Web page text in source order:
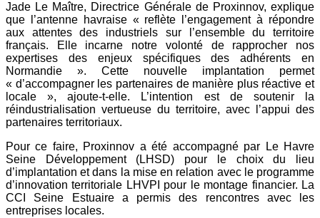
Jade Le Maître, Directrice Générale de Proxinnov, explique
que l’antenne havraise « reflète l’engagement à répondre
aux attentes des industriels sur l’ensemble du territoire
français. Elle incarne notre volonté de rapprocher nos
expertises des enjeux spécifiques des adhérents en
Normandie ». Cette nouvelle implantation permet
« d’accompagner les partenaires de manière plus réactive et
locale », ajoute-t-elle. L’intention est de soutenir la
réindustrialisation vertueuse du territoire, avec l’appui des
partenaires territoriaux.
Pour ce faire, Proxinnov a été accompagné par Le Havre
Seine Développement (LHSD) pour le choix du lieu
d’implantation et dans la mise en relation avec le programme
d’innovation territoriale LHVPI pour le montage financier. La
CCI Seine Estuaire a permis des rencontres avec les
entreprises locales.